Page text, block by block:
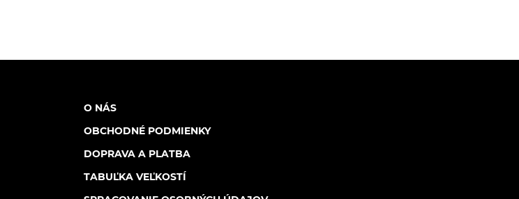
O NÁS
OBCHODNÉ PODMIENKY
DOPRAVA A PLATBA
TABUĽKA VEĽKOSTÍ